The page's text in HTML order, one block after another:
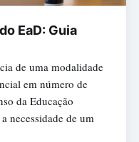
EaD: Guia
de uma modalidade
em número de
da Educação
necessidade de um